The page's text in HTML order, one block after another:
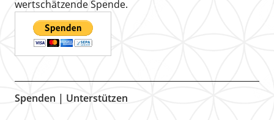
wertschätzende Spende.
Spenden | Unterstützen